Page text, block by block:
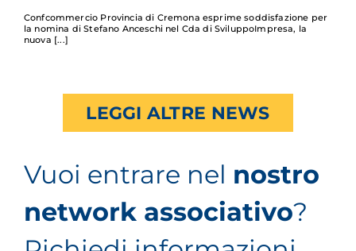
Confcommercio Provincia di Cremona esprime soddisfazione per
la nomina di Stefano Anceschi nel Cda di SviluppoImpresa, la
nuova
LEGGI ALTRE NEWS
Vuoi entrare nel nostro
network associativo?